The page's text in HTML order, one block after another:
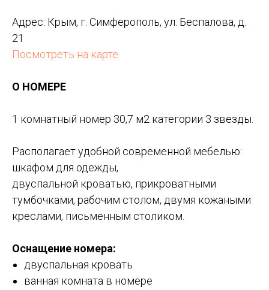
Адрес: Крым, г. Симферополь, ул. Беспалова, д.
21
Посмотреть на карте
О НОМЕРЕ
1 комнатный номер 30,7 м2 категории 3 звезды.
Располагает удобной современной мебелью:
шкафом для одежды,
двуспальной кроватью, прикроватными
тумбочками, рабочим столом, двумя кожаными
креслами, письменным столиком.
Оснащение номера:
двуспальная кровать
ванная комната в номере